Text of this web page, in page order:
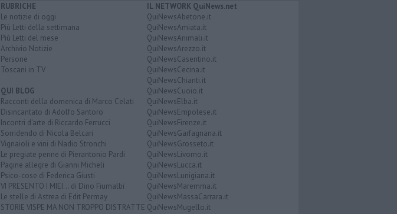
RUBRICHE
Le notizie di oggi
Più Letti della settimana
Più Letti del mese
Archivio Notizie
Persone
Toscani in TV
QUI BLOG
Racconti della domenica di Marco Celati
Disincantato di Adolfo Santoro
Incontri d'arte di Riccardo Ferrucci
Sorridendo di Nicola Belcari
Vignaioli e vini di Nadio Stronchi
Le pregiate penne di Pierantonio Pardi
Pagine allegre di Gianni Micheli
Psico-cose di Federica Giusti
VI PRESENTO I MIEI... di Dino Fiumalbi
Le stelle di Astrea di Edit Permay
STORIE VISPE MA NON TROPPO DISTRATTE
IL NETWORK QuiNews.net
QuiNewsAbetone.it
QuiNewsAmiata.it
QuiNewsAnimali.it
QuiNewsArezzo.it
QuiNewsCasentino.it
QuiNewsCecina.it
QuiNewsChianti.it
QuiNewsCuoio.it
QuiNewsElba.it
QuiNewsEmpolese.it
QuiNewsFirenze.it
QuiNewsGarfagnana.it
QuiNewsGrosseto.it
QuiNewsLivorno.it
QuiNewsLucca.it
QuiNewsLunigiana.it
QuiNewsMaremma.it
QuiNewsMassaCarrara.it
QuiNewsMugello.it